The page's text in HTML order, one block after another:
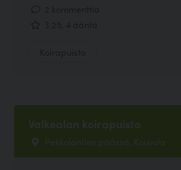
Valkealan koirapuisto
Pekkolantien päässä, Kouvola